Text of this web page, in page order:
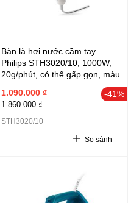
Bàn là hơi nước cầm tay
Philips STH3020/10, 1000W,
20g/phút, có thể gấp gọn, màu
-41%
1.090.000 ₫
1.860.000 ₫
STH3020/10
So sánh